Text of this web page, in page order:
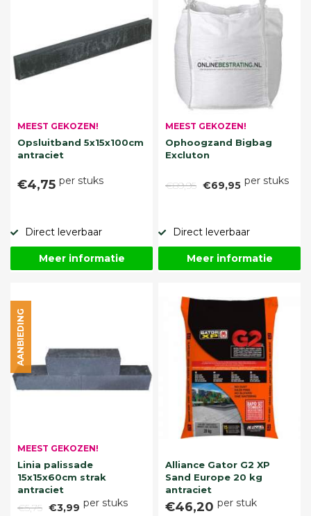
MEEST GEKOZEN!
Opsluitband 5x15x100cm
antraciet
€4,75 per stuks
Direct leverbaar
Meer informatie
MEEST GEKOZEN!
Ophoogzand Bigbag
Excluton
€89,95 €69,95 per stuks
Direct leverbaar
Meer informatie
MEEST GEKOZEN!
Linia palissade
15x15x60cm strak
antraciet
€5,75 €3,99 per stuks
AANBIEDING
Alliance Gator G2 XP
Sand Europe 20 kg
antraciet
€46,20 per stuk